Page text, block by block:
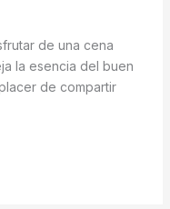
de una cena
la esencia del buen
de compartir